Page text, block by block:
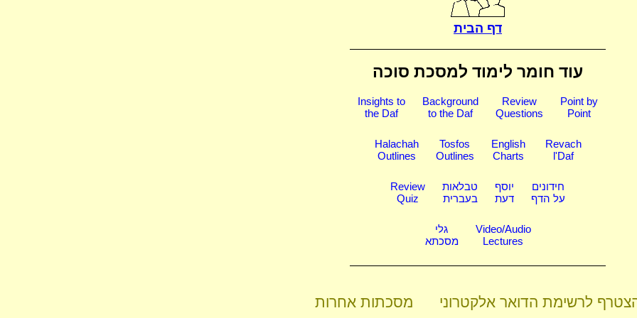
דף הבית
עוד חומר לימוד למסכת סוכה
Insights to
the Daf
Background
to the Daf
Review
Questions
Point by
Point
Halachah
Outlines
Tosfos
Outlines
English
Charts
Revach
l'Daf
Review
Quiz
טבלאות
בעברית
יוסף
דעת
חידונים
על הדף
גלי
מסכתא
Video/Audio
Lectures
מסכתות אחרות לרשימת הדואר אלקטרוני